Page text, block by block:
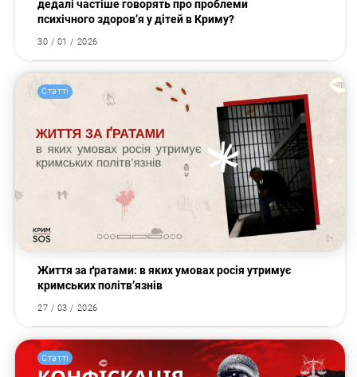
Пошук за запитом:
дедалі частіше говорять про проблеми
психічного здоров’я у дітей в Криму?
30 / 01 / 2026
Статті
Життя за ґратами: в яких умовах росія утримує
кримських політв’язнів
27 / 03 / 2026
Статті